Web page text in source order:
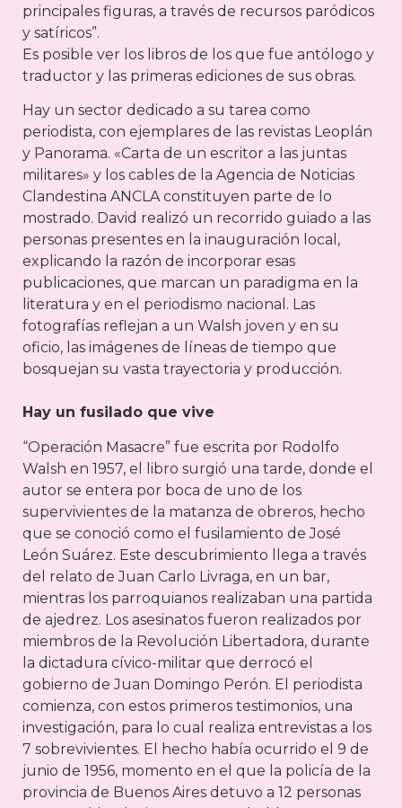
principales figuras, a través de recursos paródicos
y satíricos”.
Es posible ver los libros de los que fue antólogo y
traductor y las primeras ediciones de sus obras.
Hay un sector dedicado a su tarea como
periodista, con ejemplares de las revistas Leoplán
y Panorama. «Carta de un escritor a las juntas
militares» y los cables de la Agencia de Noticias
Clandestina ANCLA constituyen parte de lo
mostrado. David realizó un recorrido guiado a las
personas presentes en la inauguración local,
explicando la razón de incorporar esas
publicaciones, que marcan un paradigma en la
literatura y en el periodismo nacional. Las
fotografías reflejan a un Walsh joven y en su
oficio, las imágenes de líneas de tiempo que
bosquejan su vasta trayectoria y producción.
Hay un fusilado que vive
“Operación Masacre” fue escrita por Rodolfo
Walsh en 1957, el libro surgió una tarde, donde el
autor se entera por boca de uno de los
supervivientes de la matanza de obreros, hecho
que se conoció como el fusilamiento de José
León Suárez. Este descubrimiento llega a través
del relato de Juan Carlo Livraga, en un bar,
mientras los parroquianos realizaban una partida
de ajedrez. Los asesinatos fueron realizados por
miembros de la Revolución Libertadora, durante
la dictadura cívico-militar que derrocó el
gobierno de Juan Domingo Perón. El periodista
comienza, con estos primeros testimonios, una
investigación, para lo cual realiza entrevistas a los
7 sobrevivientes. El hecho había ocurrido el 9 de
junio de 1956, momento en el que la policía de la
provincia de Buenos Aires detuvo a 12 personas